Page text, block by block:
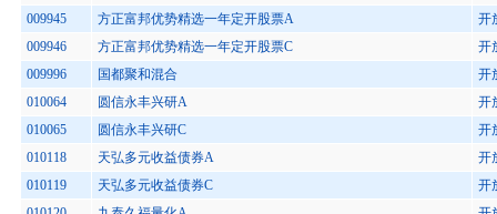
009945
方正富邦优势精选一年定开股票A
开
009946
方正富邦优势精选一年定开股票C
开
009996
国都聚和混合
开
010064
圆信永丰兴研A
开
010065
圆信永丰兴研C
开
010118
天弘多元收益债券A
开
010119
天弘多元收益债券C
开